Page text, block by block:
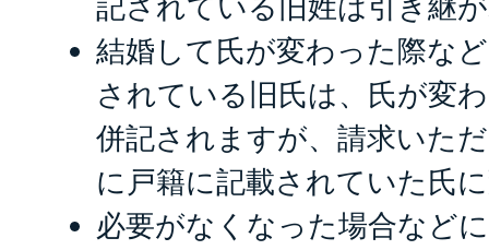
結婚して氏が変わった際な
されている旧氏は、氏が変
併記されますが、請求いた
に戸籍に記載されていた氏
必要がなくなった場合など